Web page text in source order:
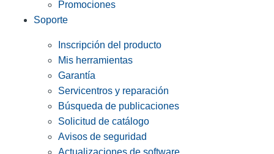
Promociones
Soporte
Inscripción del producto
Mis herramientas
Garantía
Servicentros y reparación
Búsqueda de publicaciones
Solicitud de catálogo
Avisos de seguridad